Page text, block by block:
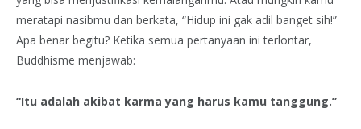
meratapi nasibmu dan berkata, “Hidup ini gak adil banget sih!”
Apa benar begitu? Ketika semua pertanyaan ini terlontar,
Buddhisme menjawab:
“Itu adalah akibat karma yang harus kamu tanggung.”